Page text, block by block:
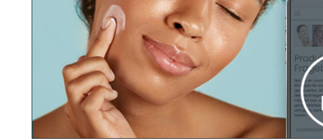
Tiefenwirksames
Mehr